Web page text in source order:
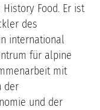
Food. Er ist
des
international
für alpine
mit
der
und der